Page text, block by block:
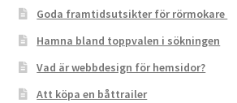
Goda framtidsutsikter för rörmokare
Hamna bland toppvalen i sökningen
Vad är webbdesign för hemsidor?
Att köpa en båttrailer